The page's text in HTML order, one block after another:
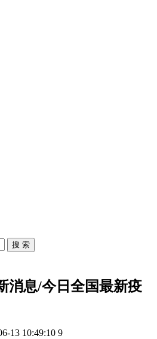
搜 索
消息/今日全国最新疫
13 10:49:10 9